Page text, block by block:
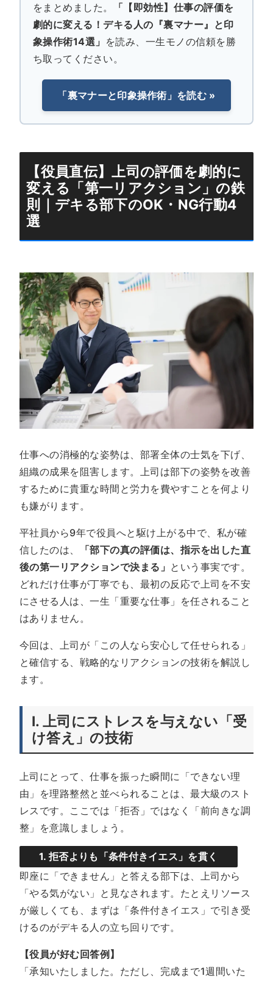
をまとめました。
「【即効性】仕事の評価を
劇的に変える！デキる人の『裏マナー』と印
象操作術14選」 を読み、一生モノの信頼を勝
ち取ってください。
「裏マナーと印象操作術」を読む »
【役員直伝】上司の評価を劇的に
変える「第一リアクション」の鉄
則｜デキる部下のOK・NG行動4
選
仕事への消極的な姿勢は、部署全体の士気を下げ、
組織の成果を阻害します。上司は部下の姿勢を改善
するために貴重な時間と労力を費やすことを何より
も嫌がります。
平社員から9年で役員へと駆け上がる中で、私が確
信したのは、
「部下の真の評価は、指示を出した直
後の第一リアクションで決まる」 という事実です。
どれだけ仕事が丁寧でも、最初の反応で上司を不安
にさせる人は、一生「重要な仕事」を任されること
はありません。
今回は、上司が「この人なら安心して任せられる」
と確信する、戦略的なリアクションの技術を解説し
ます。
I. 上司にストレスを与えない「受
け答え」の技術
上司にとって、仕事を振った瞬間に「できない理
由」を理路整然と並べられることは、最大級のスト
レスです。ここでは「拒否」ではなく「前向きな調
整」を意識しましょう。
1. 拒否よりも「条件付きイエス」を貫く
即座に「できません」と答える部下は、上司から
「やる気がない」と見なされます。たとえリソース
が厳しくても、まずは「条件付きイエス」で引き受
けるのがデキる人の立ち回りです。
【役員が好む回答例】
「承知いたしました。ただし、完成まで1週間いた